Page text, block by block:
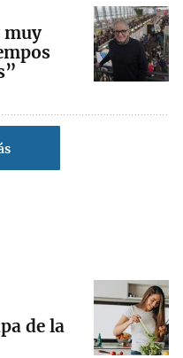
muy
de la